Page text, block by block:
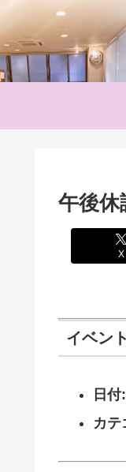
午後休
X
イベン
日付:
カテ